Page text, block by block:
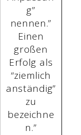
g”
nennen.”
Einen
großen
Erfolg als
“ziemlich
anständig”
zu
bezeichne
n.”